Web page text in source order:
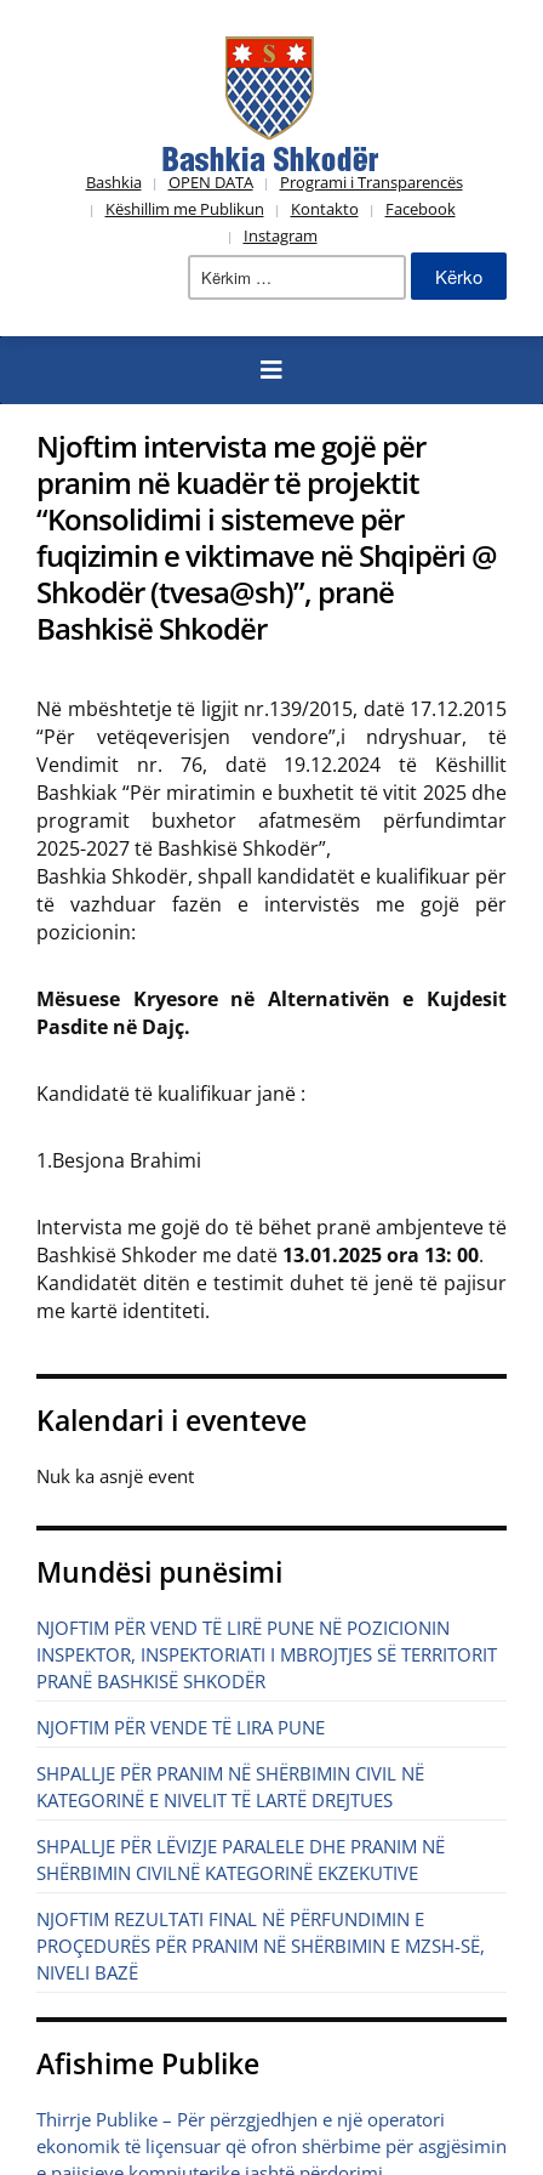
Bashkia OPEN DATA
Programi i Transparencës
Këshillim me Publikun
Kontakto
Facebook
Instagram
Kërko
Njoftim intervista me gojë për
pranim në kuadër të projektit
“Konsolidimi i sistemeve për
fuqizimin e viktimave në Shqipëri @
Shkodёr (tvesa@sh)”, pranë
Bashkisë Shkodër
Në mbështetje të ligjit nr.139/2015, datë 17.12.2015
“Për vetëqeverisjen vendore”,i ndryshuar, të
Vendimit nr. 76, datë 19.12.2024 të Këshillit
Bashkiak “Për miratimin e buxhetit të vitit 2025 dhe
programit buxhetor afatmesëm përfundimtar
2025-2027 të Bashkisë Shkodër”,
Bashkia Shkodër, shpall kandidatët e kualifikuar për
të vazhduar fazën e intervistës me gojë për
pozicionin:
Mësuese Kryesore në Alternativën e Kujdesit
Pasdite në Dajç.
Kandidatë të kualifikuar janë :
1.Besjona Brahimi
Intervista me gojë do të bëhet pranë ambjenteve të
Bashkisë Shkoder me datë 13.01.2025 ora 13: 00.
Kandidatët ditën e testimit duhet të jenë të pajisur
me kartë identiteti.
Kalendari i eventeve
Nuk ka asnjë event
Mundësi punësimi
NJOFTIM PËR VEND TË LIRË PUNE NË POZICIONIN
INSPEKTOR, INSPEKTORIATI I MBROJTJES SË TERRITORIT
PRANË BASHKISË SHKODËR
NJOFTIM PËR VENDE TË LIRA PUNE
SHPALLJE PËR PRANIM NË SHËRBIMIN CIVIL NË
KATEGORINË E NIVELIT TË LARTË DREJTUES
SHPALLJE PËR LËVIZJE PARALELE DHE PRANIM NË
SHËRBIMIN CIVILNË KATEGORINË EKZEKUTIVE
NJOFTIM REZULTATI FINAL NË PËRFUNDIMIN E
PROÇEDURËS PËR PRANIM NË SHËRBIMIN E MZSH-SË,
NIVELI BAZË
Afishime Publike
Thirrje Publike – Për përzgjedhjen e një operatori
ekonomik të liçensuar që ofron shërbime për asgjësimin